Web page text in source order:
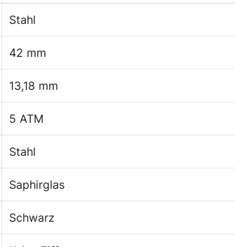
Stahl
42 mm
13,18 mm
5 ATM
Stahl
Saphirglas
Schwarz